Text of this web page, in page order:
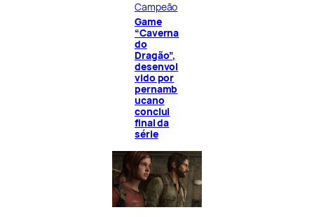
Campeão
Game
“Caverna
do
Dragão”,
desenvol
vido por
pernamb
ucano
conclui
final da
série